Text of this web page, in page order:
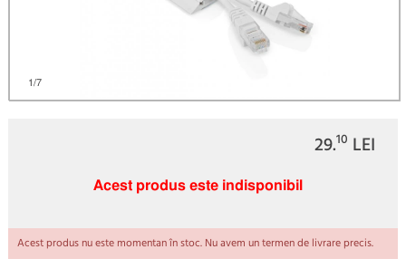
1/7
29.10 LEI
Acest produs este indisponibil
Acest produs nu este momentan în stoc. Nu avem un termen de livrare precis.